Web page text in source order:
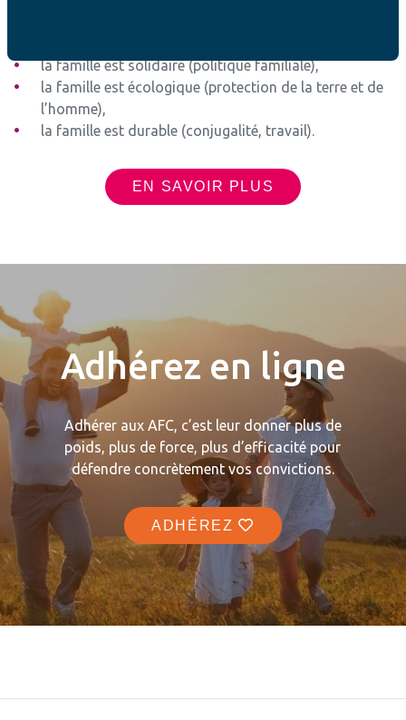
la famille est solidaire (politique familiale),
la famille est écologique (protection de la terre et de
l’homme),
la famille est durable (conjugalité, travail).
EN SAVOIR PLUS
Adhérez en ligne
Adhérer aux AFC, c’est leur donner plus de
poids, plus de force, plus d’efficacité pour
défendre concrètement vos convictions.
ADHÉREZ